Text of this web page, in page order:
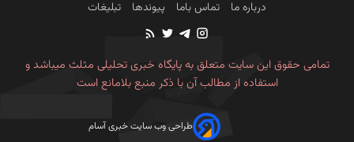
درباره ما تماس باما پیوندها تبلیغات
تمامی حقوق این سایت متعلق به پایگاه خبری تحلیلی مثلث میباشد و
استفاده از مطالب آن با ذکر منبع بلامانع است
طراحی وب سایت خبری آسام